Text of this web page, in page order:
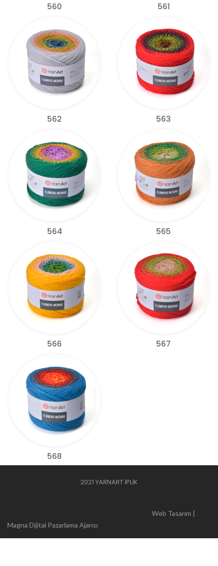
560 561
562 563
564 565
566 567
568
2021 YARNART İPLİK
Web Tasarım |
Magna Dijital Pazarlama Ajansı